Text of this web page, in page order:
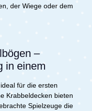
der Wiege oder dem
–
in einem
für die ersten
Krabbeldecken bieten
Spielzeuge die